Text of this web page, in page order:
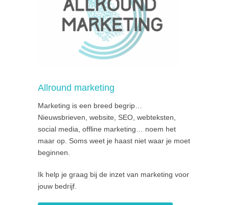
Allround marketing
Marketing is een breed begrip…
Nieuwsbrieven, website, SEO, webteksten,
social media, offline marketing… noem het
maar op. Soms weet je haast niet waar je moet
beginnen.
Ik help je graag bij de inzet van marketing voor
jouw bedrijf.